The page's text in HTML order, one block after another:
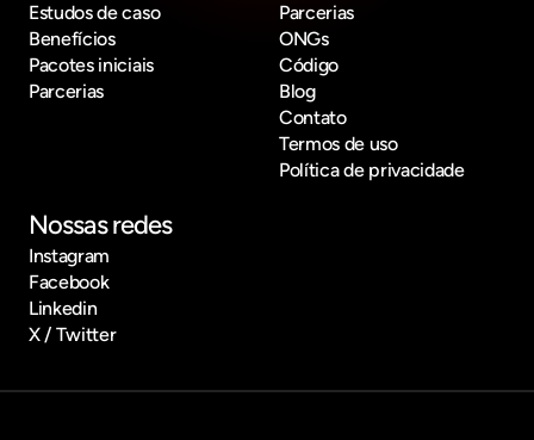
Estudos de caso
Benefícios
Pacotes iniciais
Parcerias
Parcerias
ONGs
Código
Blog
Contato
Termos de uso
Política de privacidade
Nossas redes
Instagram
Facebook
Linkedin
X / Twitter